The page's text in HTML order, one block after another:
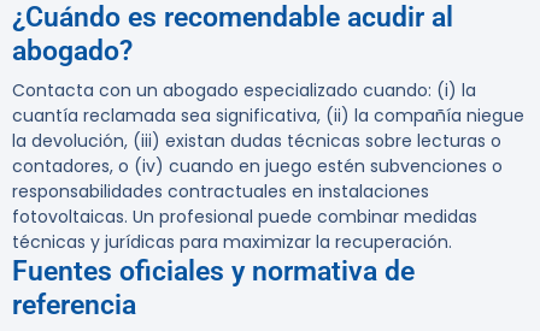
¿Cuándo es recomendable acudir al
abogado?
Contacta con un abogado especializado cuando: (i) la
cuantía reclamada sea significativa, (ii) la compañía niegue
la devolución, (iii) existan dudas técnicas sobre lecturas o
contadores, o (iv) cuando en juego estén subvenciones o
responsabilidades contractuales en instalaciones
fotovoltaicas. Un profesional puede combinar medidas
técnicas y jurídicas para maximizar la recuperación.
Fuentes oficiales y normativa de
referencia